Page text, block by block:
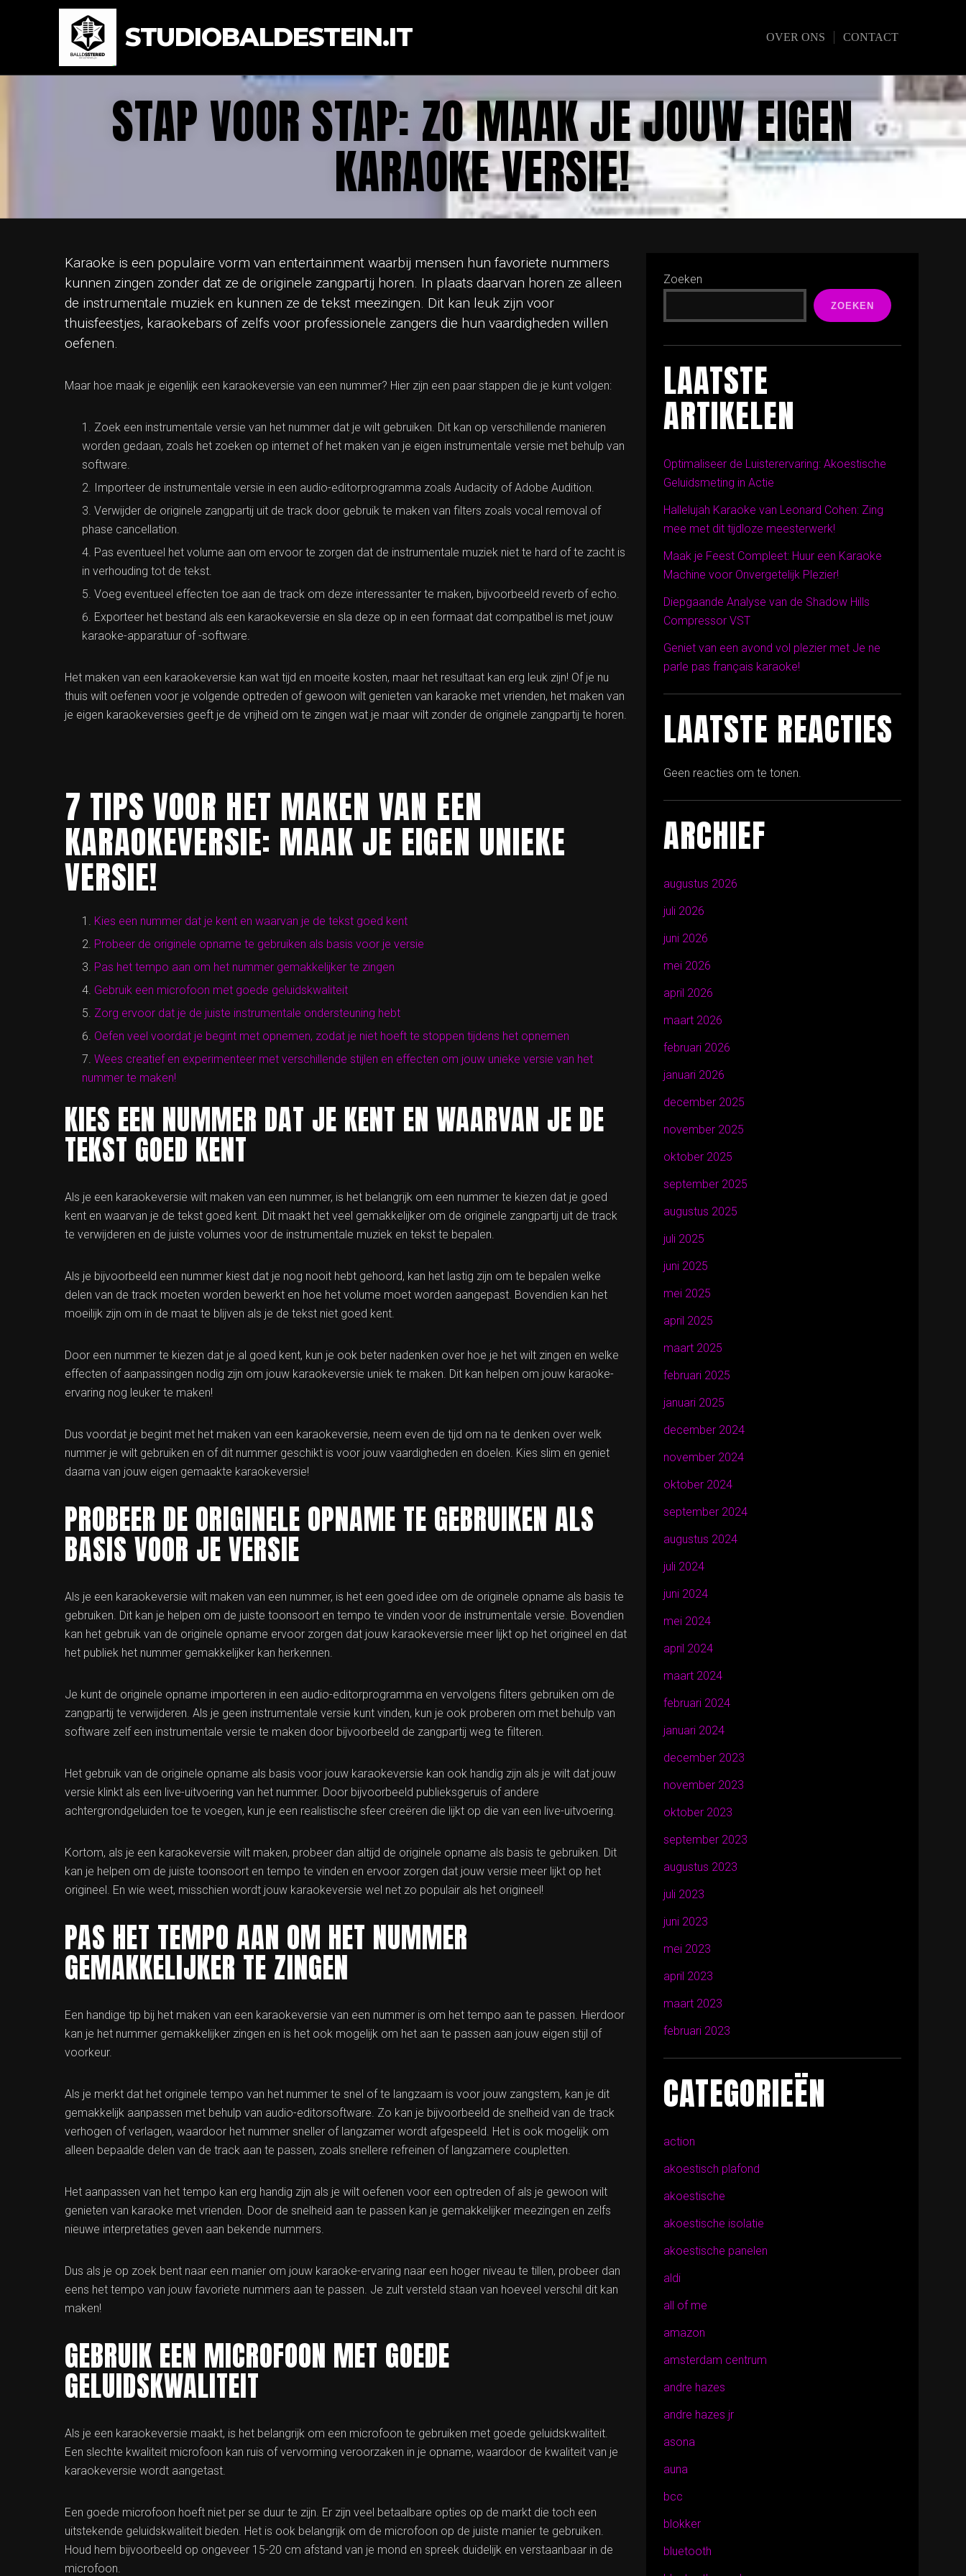
STUDIOBALDESTEIN.IT OVER ONS CONTACT
STAP VOOR STAP: ZO MAAK JE JOUW EIGEN
KARAOKE VERSIE!
Karaoke is een populaire vorm van entertainment waarbij mensen hun favoriete nummers
kunnen zingen zonder dat ze de originele zangpartij horen. In plaats daarvan horen ze alleen
de instrumentale muziek en kunnen ze de tekst meezingen. Dit kan leuk zijn voor
thuisfeestjes, karaokebars of zelfs voor professionele zangers die hun vaardigheden willen
oefenen.
Maar hoe maak je eigenlijk een karaokeversie van een nummer? Hier zijn een paar stappen die je kunt volgen:
Zoek een instrumentale versie van het nummer dat je wilt gebruiken. Dit kan op verschillende manieren
worden gedaan, zoals het zoeken op internet of het maken van je eigen instrumentale versie met behulp van
software.
Importeer de instrumentale versie in een audio-editorprogramma zoals Audacity of Adobe Audition.
Verwijder de originele zangpartij uit de track door gebruik te maken van filters zoals vocal removal of
phase cancellation.
Pas eventueel het volume aan om ervoor te zorgen dat de instrumentale muziek niet te hard of te zacht is
in verhouding tot de tekst.
Voeg eventueel effecten toe aan de track om deze interessanter te maken, bijvoorbeeld reverb of echo.
Exporteer het bestand als een karaokeversie en sla deze op in een formaat dat compatibel is met jouw
karaoke-apparatuur of -software.
Het maken van een karaokeversie kan wat tijd en moeite kosten, maar het resultaat kan erg leuk zijn! Of je nu
thuis wilt oefenen voor je volgende optreden of gewoon wilt genieten van karaoke met vrienden, het maken van
je eigen karaokeversies geeft je de vrijheid om te zingen wat je maar wilt zonder de originele zangpartij te horen.
7 TIPS VOOR HET MAKEN VAN EEN
KARAOKEVERSIE: MAAK JE EIGEN UNIEKE
VERSIE!
Kies een nummer dat je kent en waarvan je de tekst goed kent
Probeer de originele opname te gebruiken als basis voor je versie
Pas het tempo aan om het nummer gemakkelijker te zingen
Gebruik een microfoon met goede geluidskwaliteit
Zorg ervoor dat je de juiste instrumentale ondersteuning hebt
Oefen veel voordat je begint met opnemen, zodat je niet hoeft te stoppen tijdens het opnemen
Wees creatief en experimenteer met verschillende stijlen en effecten om jouw unieke versie van het
nummer te maken!
KIES EEN NUMMER DAT JE KENT EN WAARVAN JE DE
TEKST GOED KENT
Als je een karaokeversie wilt maken van een nummer, is het belangrijk om een nummer te kiezen dat je goed
kent en waarvan je de tekst goed kent. Dit maakt het veel gemakkelijker om de originele zangpartij uit de track
te verwijderen en de juiste volumes voor de instrumentale muziek en tekst te bepalen.
Als je bijvoorbeeld een nummer kiest dat je nog nooit hebt gehoord, kan het lastig zijn om te bepalen welke
delen van de track moeten worden bewerkt en hoe het volume moet worden aangepast. Bovendien kan het
moeilijk zijn om in de maat te blijven als je de tekst niet goed kent.
Door een nummer te kiezen dat je al goed kent, kun je ook beter nadenken over hoe je het wilt zingen en welke
effecten of aanpassingen nodig zijn om jouw karaokeversie uniek te maken. Dit kan helpen om jouw karaoke-
ervaring nog leuker te maken!
Dus voordat je begint met het maken van een karaokeversie, neem even de tijd om na te denken over welk
nummer je wilt gebruiken en of dit nummer geschikt is voor jouw vaardigheden en doelen. Kies slim en geniet
daarna van jouw eigen gemaakte karaokeversie!
PROBEER DE ORIGINELE OPNAME TE GEBRUIKEN ALS
BASIS VOOR JE VERSIE
Als je een karaokeversie wilt maken van een nummer, is het een goed idee om de originele opname als basis te
gebruiken. Dit kan je helpen om de juiste toonsoort en tempo te vinden voor de instrumentale versie. Bovendien
kan het gebruik van de originele opname ervoor zorgen dat jouw karaokeversie meer lijkt op het origineel en dat
het publiek het nummer gemakkelijker kan herkennen.
Je kunt de originele opname importeren in een audio-editorprogramma en vervolgens filters gebruiken om de
zangpartij te verwijderen. Als je geen instrumentale versie kunt vinden, kun je ook proberen om met behulp van
software zelf een instrumentale versie te maken door bijvoorbeeld de zangpartij weg te filteren.
Het gebruik van de originele opname als basis voor jouw karaokeversie kan ook handig zijn als je wilt dat jouw
versie klinkt als een live-uitvoering van het nummer. Door bijvoorbeeld publieksgeruis of andere
achtergrondgeluiden toe te voegen, kun je een realistische sfeer creëren die lijkt op die van een live-uitvoering.
Kortom, als je een karaokeversie wilt maken, probeer dan altijd de originele opname als basis te gebruiken. Dit
kan je helpen om de juiste toonsoort en tempo te vinden en ervoor zorgen dat jouw versie meer lijkt op het
origineel. En wie weet, misschien wordt jouw karaokeversie wel net zo populair als het origineel!
PAS HET TEMPO AAN OM HET NUMMER
GEMAKKELIJKER TE ZINGEN
Een handige tip bij het maken van een karaokeversie van een nummer is om het tempo aan te passen. Hierdoor
kan je het nummer gemakkelijker zingen en is het ook mogelijk om het aan te passen aan jouw eigen stijl of
voorkeur.
Als je merkt dat het originele tempo van het nummer te snel of te langzaam is voor jouw zangstem, kan je dit
gemakkelijk aanpassen met behulp van audio-editorsoftware. Zo kan je bijvoorbeeld de snelheid van de track
verhogen of verlagen, waardoor het nummer sneller of langzamer wordt afgespeeld. Het is ook mogelijk om
alleen bepaalde delen van de track aan te passen, zoals snellere refreinen of langzamere coupletten.
Het aanpassen van het tempo kan erg handig zijn als je wilt oefenen voor een optreden of als je gewoon wilt
genieten van karaoke met vrienden. Door de snelheid aan te passen kan je gemakkelijker meezingen en zelfs
nieuwe interpretaties geven aan bekende nummers.
Dus als je op zoek bent naar een manier om jouw karaoke-ervaring naar een hoger niveau te tillen, probeer dan
eens het tempo van jouw favoriete nummers aan te passen. Je zult versteld staan ​​van hoeveel verschil dit kan
maken!
GEBRUIK EEN MICROFOON MET GOEDE
GELUIDSKWALITEIT
Als je een karaokeversie maakt, is het belangrijk om een microfoon te gebruiken met goede geluidskwaliteit.
Een slechte kwaliteit microfoon kan ruis of vervorming veroorzaken in je opname, waardoor de kwaliteit van je
karaokeversie wordt aangetast.
Een goede microfoon hoeft niet per se duur te zijn. Er zijn veel betaalbare opties op de markt die toch een
uitstekende geluidskwaliteit bieden. Het is ook belangrijk om de microfoon op de juiste manier te gebruiken.
Houd hem bijvoorbeeld op ongeveer 15-20 cm afstand van je mond en spreek duidelijk en verstaanbaar in de
microfoon.
Zoeken
ZOEKEN
LAATSTE
ARTIKELEN
Optimaliseer de Luisterervaring: Akoestische
Geluidsmeting in Actie
Hallelujah Karaoke van Leonard Cohen: Zing
mee met dit tijdloze meesterwerk!
Maak je Feest Compleet: Huur een Karaoke
Machine voor Onvergetelijk Plezier!
Diepgaande Analyse van de Shadow Hills
Compressor VST
Geniet van een avond vol plezier met Je ne
parle pas français karaoke!
LAATSTE REACTIES
Geen reacties om te tonen.
ARCHIEF
augustus 2026
juli 2026
juni 2026
mei 2026
april 2026
maart 2026
februari 2026
januari 2026
december 2025
november 2025
oktober 2025
september 2025
augustus 2025
juli 2025
juni 2025
mei 2025
april 2025
maart 2025
februari 2025
januari 2025
december 2024
november 2024
oktober 2024
september 2024
augustus 2024
juli 2024
juni 2024
mei 2024
april 2024
maart 2024
februari 2024
januari 2024
december 2023
november 2023
oktober 2023
september 2023
augustus 2023
juli 2023
juni 2023
mei 2023
april 2023
maart 2023
februari 2023
CATEGORIEËN
action
akoestisch plafond
akoestische
akoestische isolatie
akoestische panelen
aldi
all of me
amazon
amsterdam centrum
andre hazes
andre hazes jr
asona
auna
bcc
blokker
bluetooth